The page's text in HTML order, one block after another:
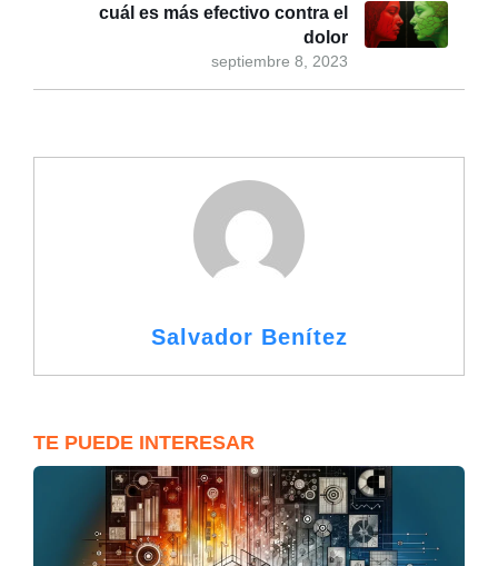
septiembre 8, 2023
cuál es más efectivo contra el
dolor
Salvador Benítez
TE PUEDE INTERESAR